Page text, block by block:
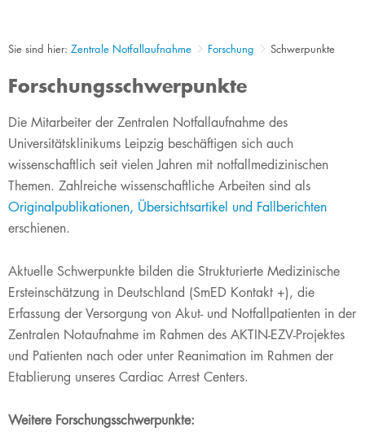
Sie sind hier: Zentrale Notfallaufnahme Forschung Schwerpunkte
Forschungsschwerpunkte
​​​Die Mitarbeiter der Zentralen Notfallaufnahme des
Universitätsklinikums Leipzig beschäftigen sich auch
wissenschaftlich seit vielen Jahren mit notfallmedizinischen
Themen. Zahlreiche wissenschaftliche Arbeiten sind als
Originalpublikationen, Übersichtsartikel und Fallberichten
erschienen.
Aktuelle Schwerpunkte bilden die Strukturierte Medizinische
Ersteinschätzung in Deutschland (SmED Kontakt +), die
Erfassung der Versorgung von Akut- und Notfallpatienten in der
Zentralen Notaufnahme im Rahmen des AKTIN-EZV-Projektes
und Patienten nach oder unter Reanimation im Rahmen der
Etablierung unseres Cardiac Arrest Centers.
Weitere Forschungsschwerpunkte: